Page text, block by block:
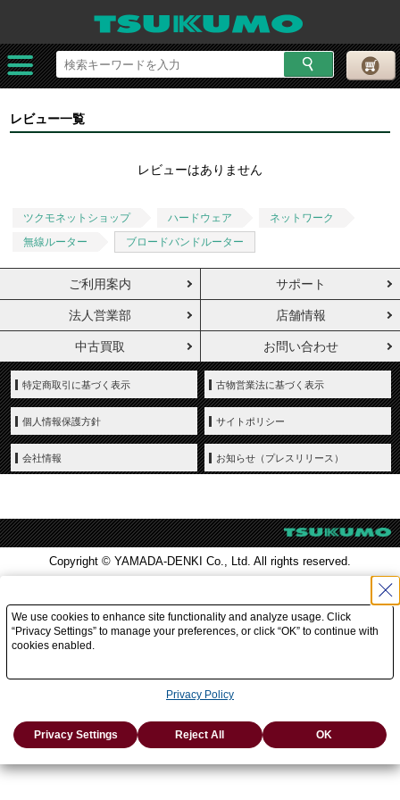
レビュー一覧
レビューはありません
ツクモネットショップ ハードウェア
ネットワーク
無線ルーター
ブロードバンドルーター
ご利用案内 サポート
法人営業部 店舗情報
中古買取 お問い合わせ
特定商取引に基づく表示 古物営業法に基づく表示
個人情報保護方針 サイトポリシー
会社情報 お知らせ（プレスリリース）
Copyright © YAMADA-DENKI Co., Ltd. All rights reserved.
We use cookies to enhance site functionality and analyze usage. Click
“Privacy Settings” to manage your preferences, or click “OK” to continue with
cookies enabled.
Privacy Policy
Privacy Settings Reject All OK